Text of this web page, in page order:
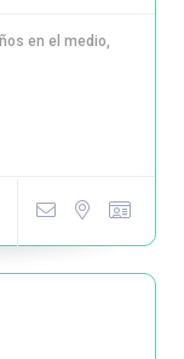
en el medio,